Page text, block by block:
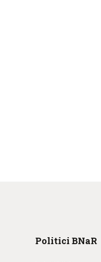
Politici BNaR